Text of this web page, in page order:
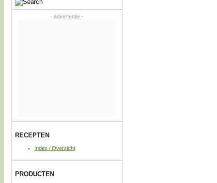
- advertentie -
RECEPTEN
Index / Overzicht
PRODUCTEN